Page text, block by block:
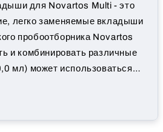
для Novartos Multi - это
легко заменяемые вкладыши
пробоотборника Novartos
и комбинировать различные
мл) может использоваться